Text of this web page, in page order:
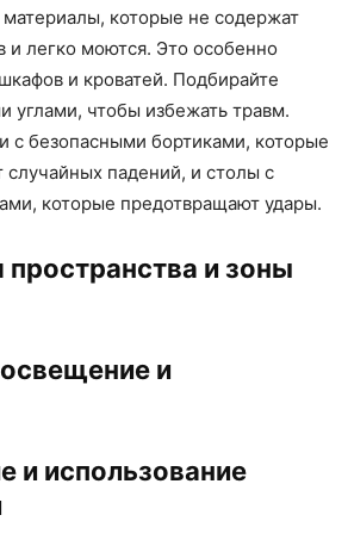
материалы, которые не содержат
и легко моются. Это особенно
и кроватей. Подбирайте
углами, чтобы избежать травм.
с безопасными бортиками, которые
случайных падений, и столы с
которые предотвращают удары.
пространства и зоны
и
и использование